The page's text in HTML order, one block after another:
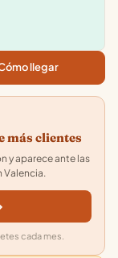
de Ferran el Catolic, 18,
46008 Valencia
4.3 · 157
llegar
más clientes
y aparece ante las
Valencia.
cada mes.